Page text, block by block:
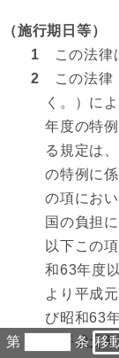
（施行期日等）
1 この法律
2 この法律
く。）に
年度の特
る規定は
の特例に
の項にお
国の負担
以下この
和63年度
より平成
び昭和63
き平成元
第 条